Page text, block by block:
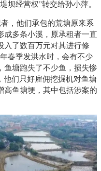
坝经营权”转交给孙小萍。
，他们承包的荒塘原来系
成多条小溪，原承租者一直
入了数百万元对其进行修
春季发洪水时，会有不少
鱼塘跑失了不少鱼，损失惨
他们只好雇佣挖掘机对鱼塘
高鱼塘埂，其中包括涉案的